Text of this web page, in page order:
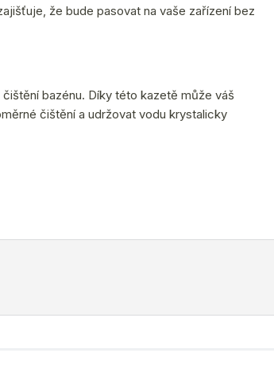
že bude pasovat na vaše zařízení bez
bazénu. Díky této kazetě může váš
čištění a udržovat vodu krystalicky